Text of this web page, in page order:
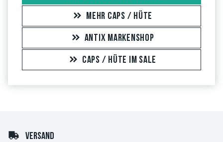
MEHR CAPS / HÜTE
ANTIX MARKENSHOP
CAPS / HÜTE IM SALE
VERSAND